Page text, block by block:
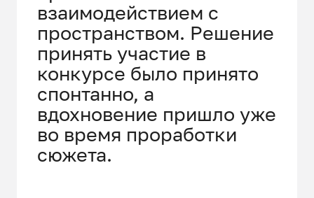
взаимодействием с
пространством. Решение
принять участие в
конкурсе было принято
спонтанно, а
вдохновение пришло уже
во время проработки
сюжета.